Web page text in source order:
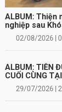
ALBUM: Thiện
nghiệp sau
02/08/2026 |
ALBUM: TIỄN
CUỐI CÙNG
29/07/2026 |